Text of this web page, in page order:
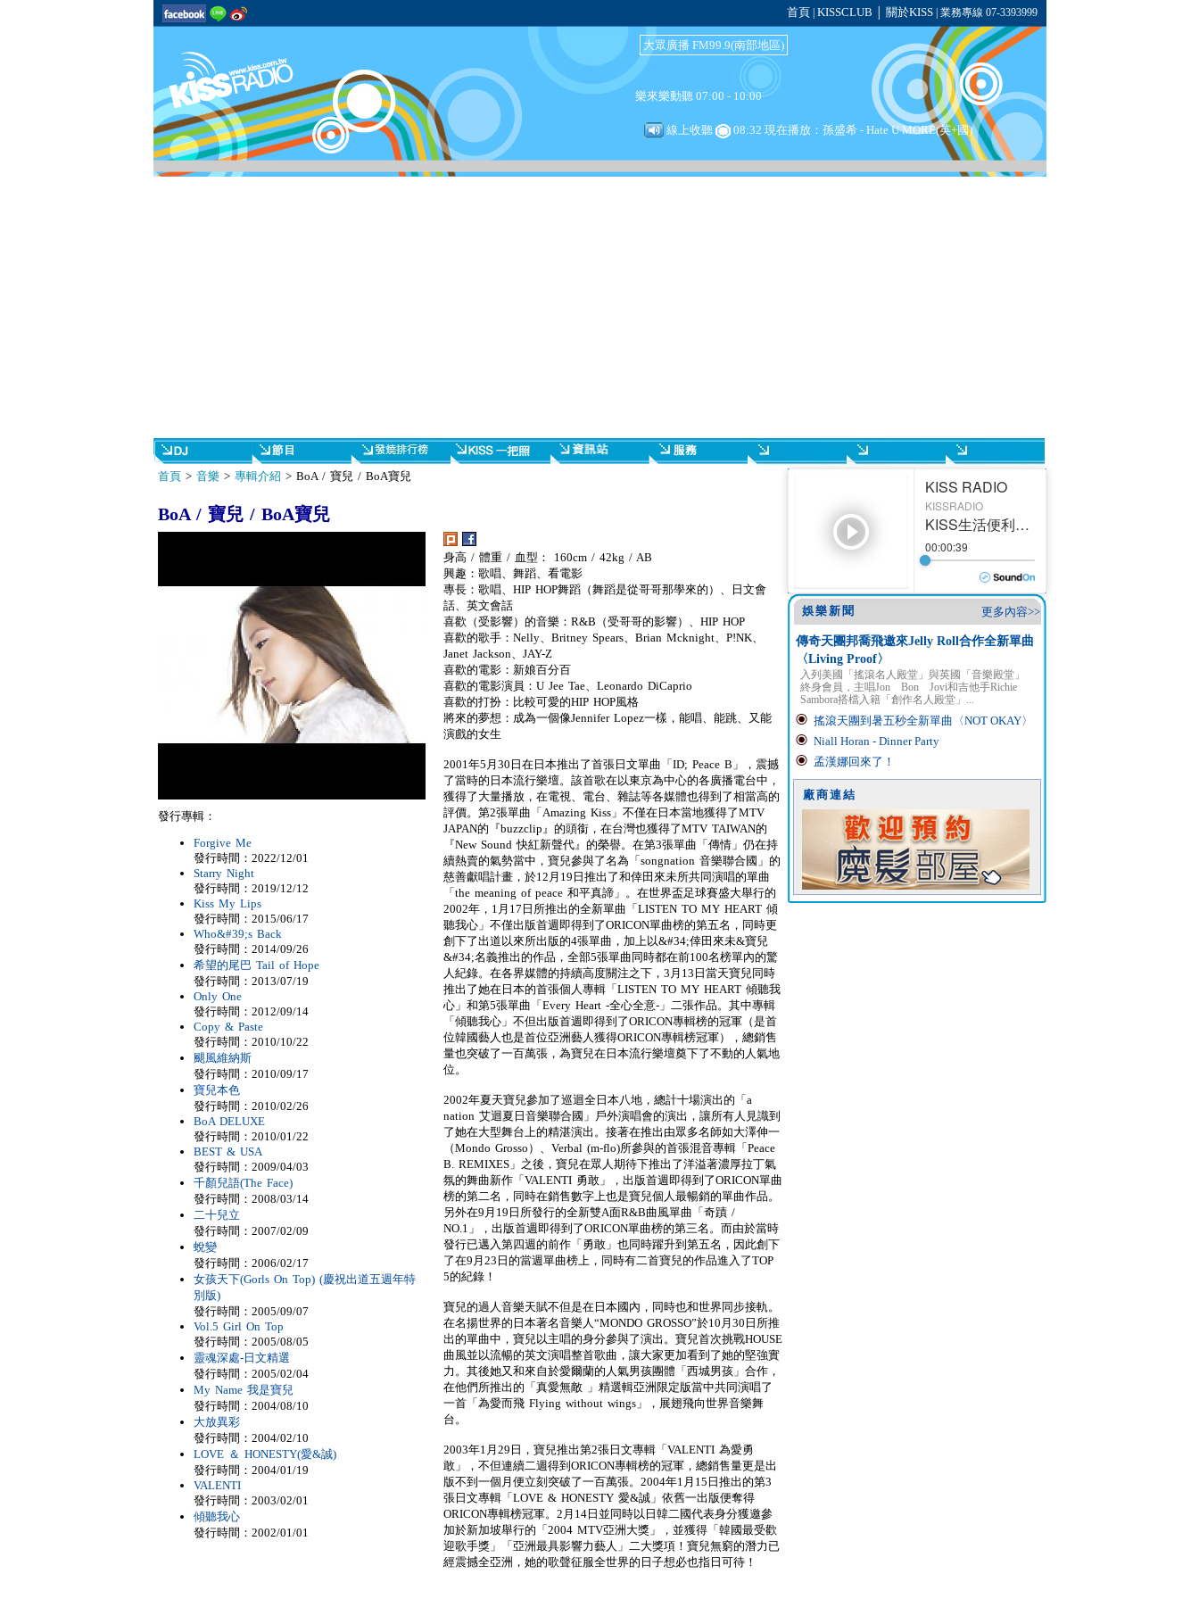
首頁 KISSCLUB 關於KISS| 業務專線 07-3393999
大眾廣播 FM99.9(南部地區)
樂來樂動聽 07:00 - 10:00
線上收聽 08:32 現在播放： 孫盛希- Hate U MORE(英+國)
首頁> 音樂> 專輯介紹 > BoA / 寶兒 / BoA寶兒
BoA / 寶兒 / BoA寶兒
身高 / 體重 / 血型： 160cm / 42kg / AB
興趣：歌唱、舞蹈、看電影
專長：歌唱、HIP HOP舞蹈（舞蹈是從哥哥那學來的）、日文會
話、英文會話
喜歡（受影響）的音樂：R&B（受哥哥的影響）、HIP HOP
喜歡的歌手：Nelly、Britney Spears、Brian Mcknight、P!NK、
Janet Jackson、JAY-Z
喜歡的電影：新娘百分百
喜歡的電影演員：U Jee Tae、Leonardo DiCaprio
喜歡的打扮：比較可愛的HIP HOP風格
將來的夢想：成為一個像Jennifer Lopez一樣，能唱、能跳、又能
演戲的女生
2001年5月30日在日本推出了首張日文單曲「ID; Peace B」，震撼
了當時的日本流行樂壇。該首歌在以東京為中心的各廣播電台中，
獲得了大量播放，在電視、電台、雜誌等各媒體也得到了相當高的
評價。第2張單曲「Amazing Kiss」不僅在日本當地獲得了MTV
JAPAN的『buzzclip』的頭銜，在台灣也獲得了MTV TAIWAN的
『New Sound 快紅新聲代』的榮譽。在第3張單曲「傳情」仍在持
續熱賣的氣勢當中，寶兒參與了名為「songnation 音樂聯合國」的
慈善獻唱計畫，於12月19日推出了和倖田來未所共同演唱的單曲
「the meaning of peace 和平真諦」。在世界盃足球賽盛大舉行的
2002年，1月17日所推出的全新單曲「LISTEN TO MY HEART 傾
聽我心」不僅出版首週即得到了ORICON單曲榜的第五名，同時更
創下了出道以來所出版的4張單曲，加上以&#34;倖田來未&寶兒
&#34;名義推出的作品，全部5張單曲同時都在前100名榜單內的驚
人紀錄。在各界媒體的持續高度關注之下，3月13日當天寶兒同時
推出了她在日本的首張個人專輯「LISTEN TO MY HEART 傾聽我
心」和第5張單曲「Every Heart -全心全意-」二張作品。其中專輯
「傾聽我心」不但出版首週即得到了ORICON專輯榜的冠軍（是首
位韓國藝人也是首位亞洲藝人獲得ORICON專輯榜冠軍），總銷售
量也突破了一百萬張，為寶兒在日本流行樂壇奠下了不動的人氣地
位。
2002年夏天寶兒參加了巡迴全日本八地，總計十場演出的「a
nation 艾迴夏日音樂聯合國」戶外演唱會的演出，讓所有人見識到
了她在大型舞台上的精湛演出。接著在推出由眾多名師如大澤伸一
（Mondo Grosso）、Verbal (m-flo)所參與的首張混音專輯「Peace
B. REMIXES」之後，寶兒在眾人期待下推出了洋溢著濃厚拉丁氣
氛的舞曲新作「VALENTI 勇敢」，出版首週即得到了ORICON單曲
榜的第二名，同時在銷售數字上也是寶兒個人最暢銷的單曲作品。
另外在9月19日所發行的全新雙A面R&B曲風單曲「奇蹟 /
NO.1」，出版首週即得到了ORICON單曲榜的第三名。而由於當時
發行已邁入第四週的前作「勇敢」也同時躍升到第五名，因此創下
了在9月23日的當週單曲榜上，同時有二首寶兒的作品進入了TOP
5的紀錄！
寶兒的過人音樂天賦不但是在日本國內，同時也和世界同步接軌。
在名揚世界的日本著名音樂人“MONDO GROSSO”於10月30日所推
出的單曲中，寶兒以主唱的身分參與了演出。寶兒首次挑戰HOUSE
曲風並以流暢的英文演唱整首歌曲，讓大家更加看到了她的堅強實
力。其後她又和來自於愛爾蘭的人氣男孩團體「西城男孩」合作，
在他們所推出的「真愛無敵 」精選輯亞洲限定版當中共同演唱了
一首「為愛而飛 Flying without wings」，展翅飛向世界音樂舞
台。
2003年1月29日，寶兒推出第2張日文專輯「VALENTI 為愛勇
敢」，不但連續二週得到ORICON專輯榜的冠軍，總銷售量更是出
版不到一個月便立刻突破了一百萬張。2004年1月15日推出的第3
張日文專輯「LOVE & HONESTY 愛&誠」依舊一出版便奪得
ORICON專輯榜冠軍。2月14日並同時以日韓二國代表身分獲邀參
加於新加坡舉行的「2004 MTV亞洲大獎」，並獲得「韓國最受歡
迎歌手獎」「亞洲最具影響力藝人」二大獎項！寶兒無窮的潛力已
經震撼全亞洲，她的歌聲征服全世界的日子想必也指日可待！
發行專輯：
Forgive Me
發行時間：2022/12/01
Starry Night
發行時間：2019/12/12
Kiss My Lips
發行時間：2015/06/17
Who&#39;s Back
發行時間：2014/09/26
希望的尾巴 Tail of Hope
發行時間：2013/07/19
Only One
發行時間：2012/09/14
Copy & Paste
發行時間：2010/10/22
颶風維納斯
發行時間：2010/09/17
寶兒本色
發行時間：2010/02/26
BoA DELUXE
發行時間：2010/01/22
BEST & USA
發行時間：2009/04/03
千顏兒語(The Face)
發行時間：2008/03/14
二十兒立
發行時間：2007/02/09
蛻變
發行時間：2006/02/17
女孩天下(Gorls On Top) (慶祝出道五週年特
別版)
發行時間：2005/09/07
Vol.5 Girl On Top
發行時間：2005/08/05
靈魂深處-日文精選
發行時間：2005/02/04
My Name 我是寶兒
發行時間：2004/08/10
大放異彩
發行時間：2004/02/10
LOVE ＆ HONESTY(愛&誠)
發行時間：2004/01/19
VALENTI
發行時間：2003/02/01
傾聽我心
發行時間：2002/01/01
更多內容>>
娛樂新聞
傳奇天團邦喬飛邀來Jelly Roll合作全新單曲
〈Living Proof〉
入列美國「搖滾名人殿堂」與英國「音樂殿堂」
終身會員，主唱Jon Bon Jovi和吉他手Richie
Sambora搭檔入籍「創作名人殿堂」...
搖滾天團到暑五秒全新單曲〈NOT OKAY〉
Niall Horan - Dinner Party
孟漢娜回來了！
廠商連結